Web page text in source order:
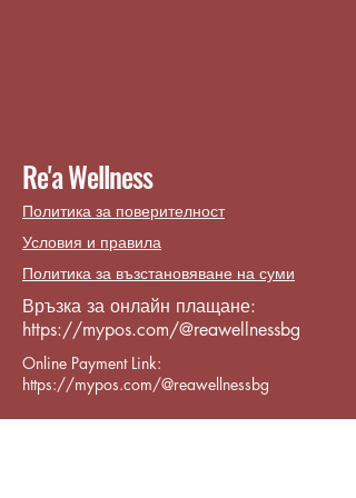
Re'a Wellness
Политика за поверителност
Условия и правила
Политика за възстановяване на суми
Връзка за онлайн плащане:
https://mypos.com/@reawellnessbg
Online Payment Link:
https://mypos.com/@reawellnessbg